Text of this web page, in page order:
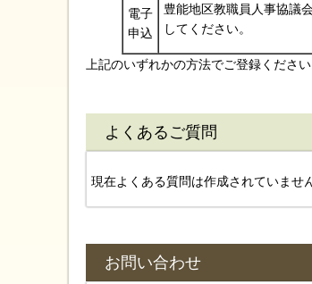
電子
申込
豊能地区教職員人事協議
してください。
上記のいずれかの方法でご登録ください
よくあるご質問
現在よくある質問は作成されていません
お問い合わせ